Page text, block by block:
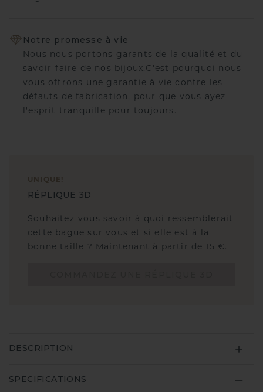
Notre promesse à vie
Nous nous portons garants de la qualité et du
savoir-faire de nos bijoux.C'est pourquoi nous
vous offrons une garantie à vie contre les
défauts de fabrication, pour que vous ayez
l'esprit tranquille pour toujours.
UNIQUE !
RÉPLIQUE 3D
Souhaitez-vous savoir à quoi ressemblerait
cette bague sur vous et si elle est à la
bonne taille ? Maintenant à partir de 15 €.
DESCRIPTION
SPECIFICATIONS